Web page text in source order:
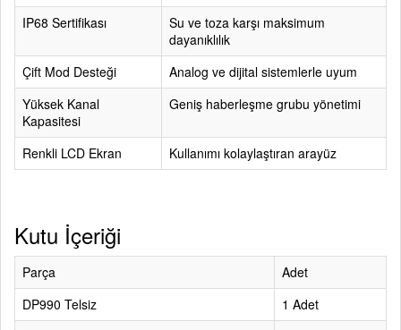
IP68 Sertifikası
Su ve toza karşı maksimum
dayanıklılık
Çift Mod Desteği
Analog ve dijital sistemlerle uyum
Yüksek Kanal
Kapasitesi
Geniş haberleşme grubu yönetimi
Renkli LCD Ekran Kullanımı kolaylaştıran arayüz
Kutu İçeriği
Parça
Adet
DP990 Telsiz
1 Adet